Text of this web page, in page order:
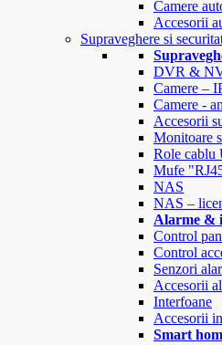
Camere
Accesorii
Supraveghere si
DVR &
Camere –
Camere -
Accesorii
Monitoare
Role cablu
Mufe
NAS
NAS –
Alarme &
Control
Control
Senzori
Accesorii
Interfoane
Accesorii
Smart